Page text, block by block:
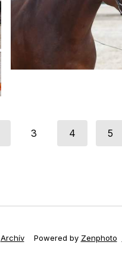
3 4 5
Archív Powered by Zenphoto